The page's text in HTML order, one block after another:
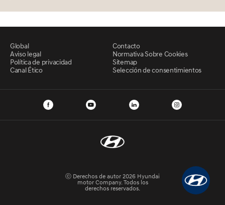
Global
Contacto
Aviso legal
Normativa Sobre Cookies
Política de privacidad
Sitemap
Canal Ético
Selección de consentimientos
ⓒ Derechos de autor 2026 Hyundai
motor Company. Todos los
derechos reservados.